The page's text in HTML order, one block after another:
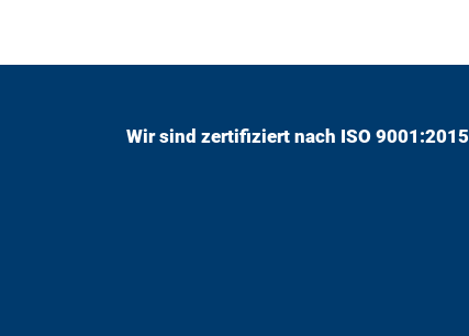
Wir sind zertifiziert nach ISO 9001:2015